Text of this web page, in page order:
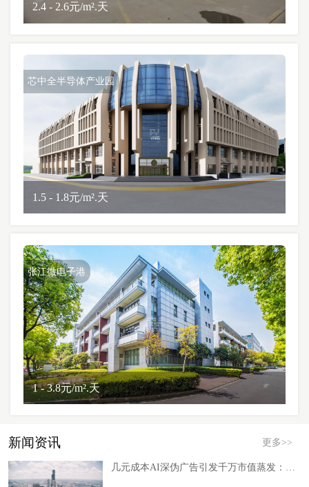
2.4 - 2.6元/m².天
芯中全半导体产业园
1.5 - 1.8元/m².天
张江微电子港
1 - 3.8元/m².天
新闻资讯 更多>>